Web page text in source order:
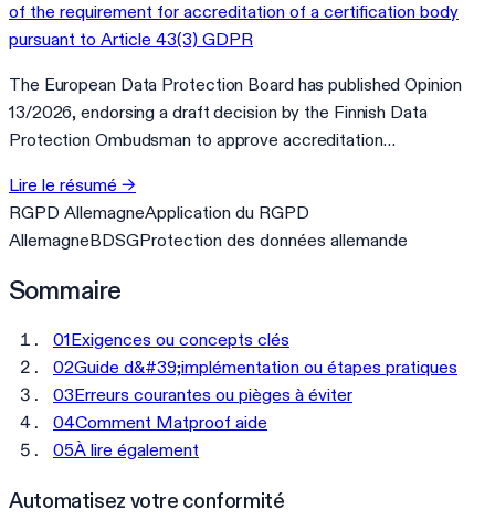
of the requirement for accreditation of a certification body
pursuant to Article 43(3) GDPR
The European Data Protection Board has published Opinion
13/2026, endorsing a draft decision by the Finnish Data
Protection Ombudsman to approve accreditation…
Lire le résumé →
RGPD AllemagneApplication du RGPD
AllemagneBDSGProtection des données allemande
Sommaire
01Exigences ou concepts clés
02Guide d&#39;implémentation ou étapes pratiques
03Erreurs courantes ou pièges à éviter
04Comment Matproof aide
05À lire également
Automatisez votre conformité